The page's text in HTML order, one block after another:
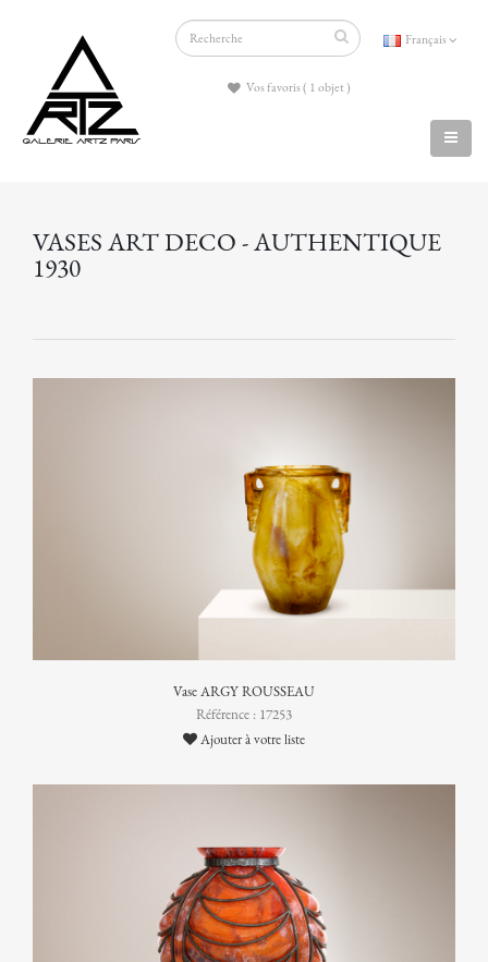
Français
Vos favoris ( 1 objet )
VASES ART DECO - AUTHENTIQUE
1930
Vase ARGY ROUSSEAU
Référence : 17253
Ajouter à votre liste